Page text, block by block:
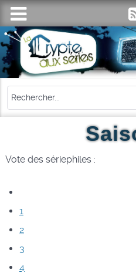
Vote des sériephiles :
1
2
3
4